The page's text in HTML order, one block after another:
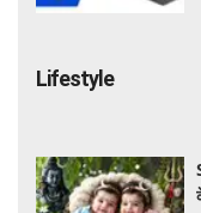
Lifestyle